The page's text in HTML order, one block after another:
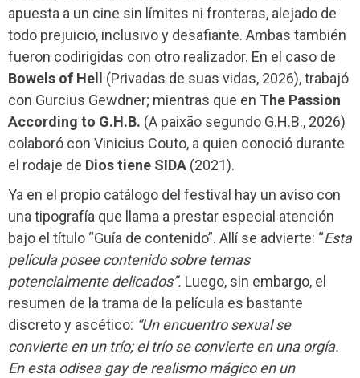
apuesta a un cine sin límites ni fronteras, alejado de
todo prejuicio, inclusivo y desafiante. Ambas también
fueron codirigidas con otro realizador. En el caso de
Bowels of Hell (Privadas de suas vidas, 2026), trabajó
con Gurcius Gewdner; mientras que en The Passion
According to G.H.B. (A paixão segundo G.H.B., 2026)
colaboró con Vinicius Couto, a quien conoció durante
el rodaje de Dios tiene SIDA (2021).
Ya en el propio catálogo del festival hay un aviso con
una tipografía que llama a prestar especial atención
bajo el título “Guía de contenido”. Allí se advierte: “Esta
película posee contenido sobre temas
potencialmente delicados”. Luego, sin embargo, el
resumen de la trama de la película es bastante
discreto y ascético: “Un encuentro sexual se
convierte en un trío; el trío se convierte en una orgía.
En esta odisea gay de realismo mágico en un